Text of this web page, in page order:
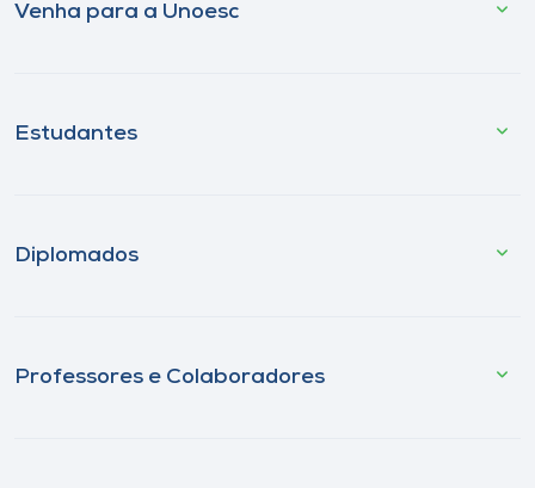
Venha para a Unoesc
Estudantes
Diplomados
Professores e Colaboradores